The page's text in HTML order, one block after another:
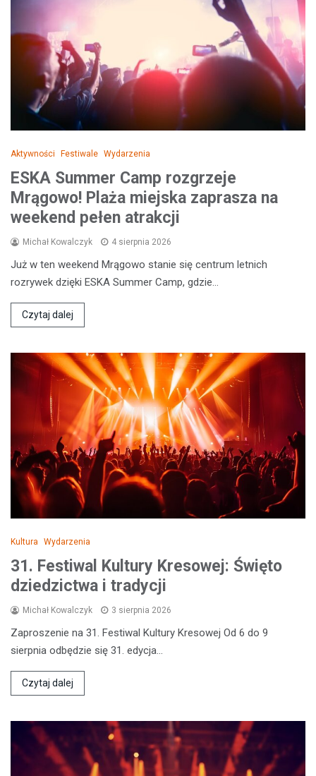
Aktywności Festiwale Wydarzenia
ESKA Summer Camp rozgrzeje
Mrągowo! Plaża miejska zaprasza na
weekend pełen atrakcji
Michał Kowalczyk 4 sierpnia 2026
Już w ten weekend Mrągowo stanie się centrum letnich
rozrywek dzięki ESKA Summer Camp, gdzie…
Czytaj dalej
Kultura Wydarzenia
31. Festiwal Kultury Kresowej: Święto
dziedzictwa i tradycji
Michał Kowalczyk 3 sierpnia 2026
Zaproszenie na 31. Festiwal Kultury Kresowej Od 6 do 9
sierpnia odbędzie się 31. edycja…
Czytaj dalej